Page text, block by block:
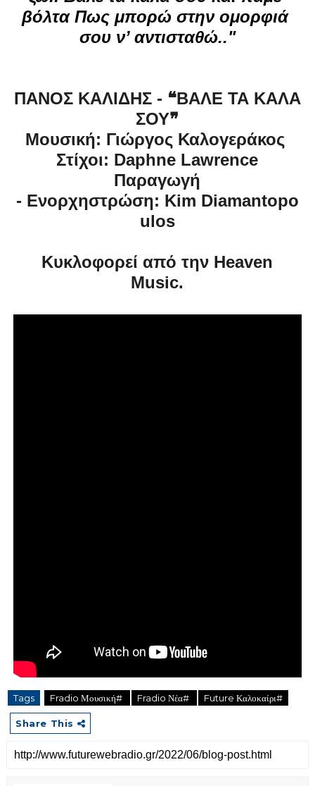
βόλτα Πως μπορώ στην ομορφιά
σου ν’ αντισταθώ.."
ΠΑΝΟΣ ΚΑΛΙΔΗΣ - ❝ΒΑΛΕ ΤΑ ΚΑΛΑ
ΣΟΥ❞
Μουσική: Γιώργος Καλογεράκος
Στίχοι: Daphne Lawrence
Παραγωγή
- Ενορχηστρώση: Kim Diamantopo
ulos
Κυκλοφορεί από την Heaven
Music.
Tags Fradio Μουσική# Fradio Νέα# Future Καλοκαίρι#
Share This